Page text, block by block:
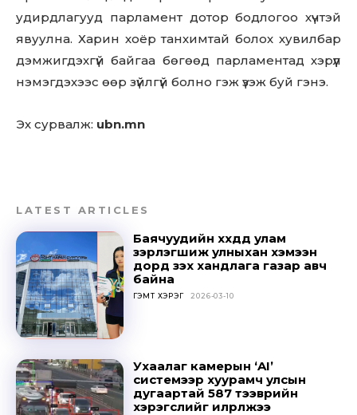
to stay in the loop.
SUBSCRIBE
удирдлагууд парламент дотор бодлогоо хүчтэй
явуулна. Харин хоёр танхимтай болох хувилбар
дэмжигдэхгүй байгаа бөгөөд парламентад хэрүүл
нэмэгдэхээс өөр зүйлгүй болно гэж үзэж буй гэнэ.
Эх сурвалж: ubn.mn
LATEST ARTICLES
Баячуудийн хүүхдүүд улам
зэрлэгшиж улныхан хэмээн
дорд үзэх хандлага газар авч
байна
ГЭМТ ХЭРЭГ 2026-03-10
Ухаалаг камерын ‘AI’
системээр хуурамч улсын
дугаартай 587 тээврийн
хэрэгслийг илрүүлжээ